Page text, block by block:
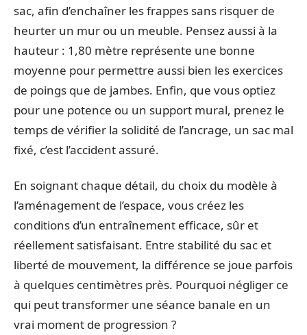
sac, afin d’enchaîner les frappes sans risquer de
heurter un mur ou un meuble. Pensez aussi à la
hauteur : 1,80 mètre représente une bonne
moyenne pour permettre aussi bien les exercices
de poings que de jambes. Enfin, que vous optiez
pour une potence ou un support mural, prenez le
temps de vérifier la solidité de l’ancrage, un sac mal
fixé, c’est l’accident assuré.
En soignant chaque détail, du choix du modèle à
l’aménagement de l’espace, vous créez les
conditions d’un entraînement efficace, sûr et
réellement satisfaisant. Entre stabilité du sac et
liberté de mouvement, la différence se joue parfois
à quelques centimètres près. Pourquoi négliger ce
qui peut transformer une séance banale en un
vrai moment de progression ?